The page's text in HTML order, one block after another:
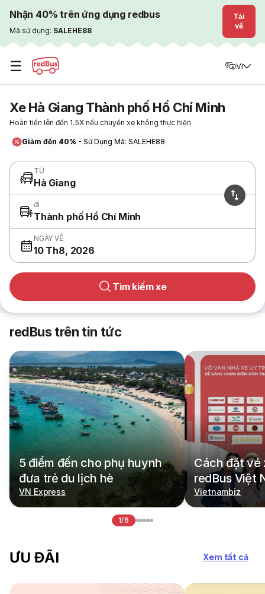
Nhận 40% trên ứng dụng redbus
Mã sử dụng: SALEHE88
Tải
về
☰ VI
Xe Hà Giang Thành phố Hồ Chí Minh
Hoàn tiền lên đến 1.5X nếu chuyến xe không thực hiện
Giảm đến 40% - Sử Dụng Mã: SALEHE88
TỪ
Hà Giang
đi
Thành phố Hồ Chí Minh
NGÀY VỀ
10 Th8, 2026
Tìm kiếm xe
redBus trên tin tức
5 điểm đến cho phụ huynh
đưa trẻ du lịch hè
VN Express
Cách đặt vé
redBus Việt
Vietnambiz
1/6
ƯU ĐÃI Xem tất cả